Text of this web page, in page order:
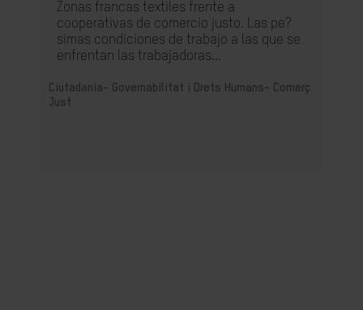
Zonas francas textiles frente a
cooperativas de comercio justo. Las pe?
simas condiciones de trabajo a las que se
enfrentan las trabajadoras...
Ciutadania- Governabilitat i Drets Humans- Comerç
Just